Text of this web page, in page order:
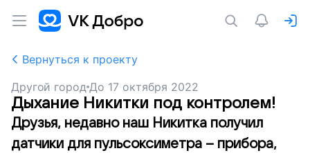
Вернуться к проекту
Другой город До 17 октября 2022
Дыхание Никитки под контролем!
Друзья, недавно наш Никитка получил
датчики для пульсоксиметра – прибора,